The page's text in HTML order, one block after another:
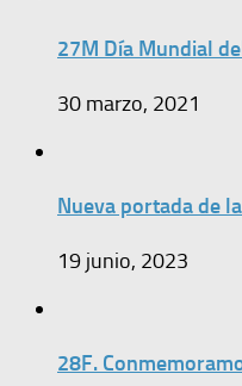
27M Día Mundial
30 marzo, 2021
Nueva portada de
19 junio, 2023
28F.